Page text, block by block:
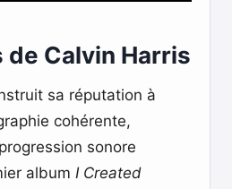
de Calvin Harris
sa réputation à
cohérente,
sonore
album I Created